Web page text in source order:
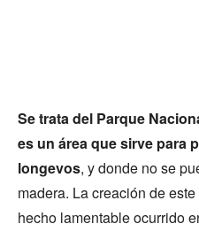
Se trata del Parque
es un área que sirve para
longevos, y donde no se
madera. La creación de
hecho lamentable ocurrido